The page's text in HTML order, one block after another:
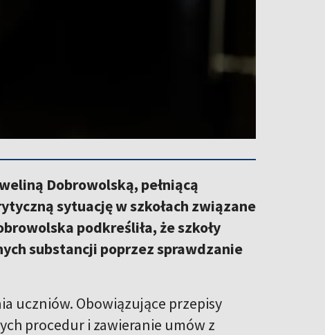
Dobrowolską, pełniącą
sytuację w szkołach związane
podkreśliła, że szkoły
substancji poprzez sprawdzanie
uczniów. Obowiązujące przepisy
procedur i zawieranie umów z